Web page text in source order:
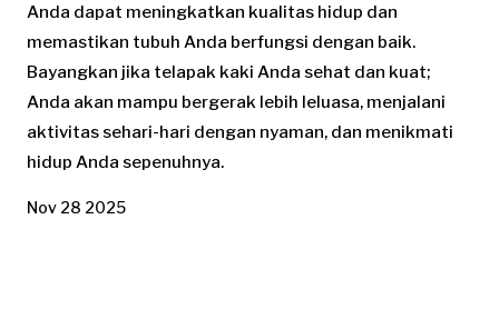
Anda dapat meningkatkan kualitas hidup dan
memastikan tubuh Anda berfungsi dengan baik.
Bayangkan jika telapak kaki Anda sehat dan kuat;
Anda akan mampu bergerak lebih leluasa, menjalani
aktivitas sehari-hari dengan nyaman, dan menikmati
hidup Anda sepenuhnya.
Nov 28 2025